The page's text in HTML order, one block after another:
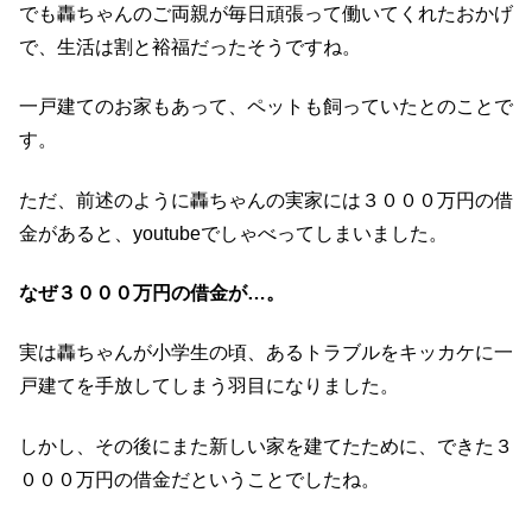
でも轟ちゃんのご両親が毎日頑張って働いてくれたおかげ
で、生活は割と裕福だったそうですね。
一戸建てのお家もあって、ペットも飼っていたとのことで
す。
ただ、前述のように轟ちゃんの実家には３０００万円の借
金があると、youtubeでしゃべってしまいました。
なぜ３０００万円の借金が…。
実は轟ちゃんが小学生の頃、あるトラブルをキッカケに一
戸建てを手放してしまう羽目になりました。
しかし、その後にまた新しい家を建てたために、できた３
０００万円の借金だということでしたね。